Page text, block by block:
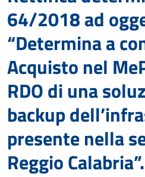
64/2018 ad
“Determina a
Acquisto nel
RDO di una
backup
presente nella
Reggio Calabria”.